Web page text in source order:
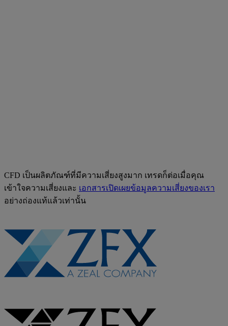
CFD เป็นผลิตภัณฑ์ที่มีความเสี่ยงสูงมาก เทรดก็ต่อเมื่อคุณ
เข้าใจความเสี่ยงและ เอกสารเปิดเผยข้อมูลความเสี่ยงของเรา
อย่างถ่องแท้แล้วเท่านั้น